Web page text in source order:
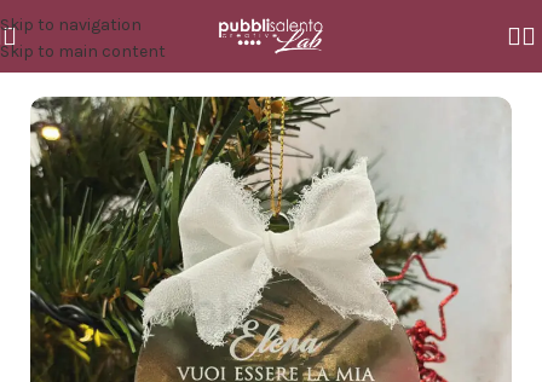
Skip to navigation
Skip to main content